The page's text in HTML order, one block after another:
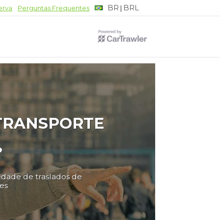
Perguntas Frequentes BR | BRL
de traslados de